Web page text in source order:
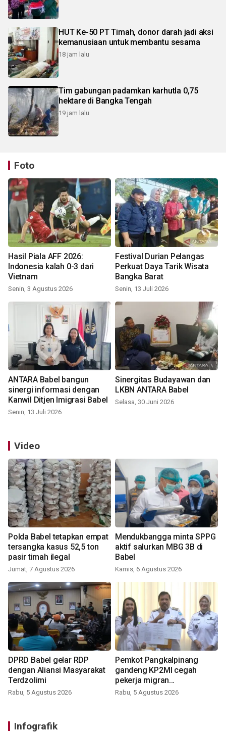
HUT Ke-50 PT Timah, donor darah jadi aksi
kemanusiaan untuk membantu sesama
18 jam lalu
Tim gabungan padamkan karhutla 0,75
hektare di Bangka Tengah
19 jam lalu
Foto
Hasil Piala AFF 2026:
Indonesia kalah 0-3 dari
Vietnam
Senin, 3 Agustus 2026
Festival Durian Pelangas
Perkuat Daya Tarik Wisata
Bangka Barat
Senin, 13 Juli 2026
ANTARA Babel bangun
sinergi informasi dengan
Kanwil Ditjen Imigrasi Babel
Senin, 13 Juli 2026
Sinergitas Budayawan dan
LKBN ANTARA Babel
Selasa, 30 Juni 2026
Video
Polda Babel tetapkan empat
tersangka kasus 52,5 ton
pasir timah ilegal
Jumat, 7 Agustus 2026
Mendukbangga minta SPPG
aktif salurkan MBG 3B di
Babel
Kamis, 6 Agustus 2026
DPRD Babel gelar RDP
dengan Aliansi Masyarakat
Terdzolimi
Rabu, 5 Agustus 2026
Pemkot Pangkalpinang
gandeng KP2MI cegah
pekerja migran
nonprosedural
Rabu, 5 Agustus 2026
Infografik